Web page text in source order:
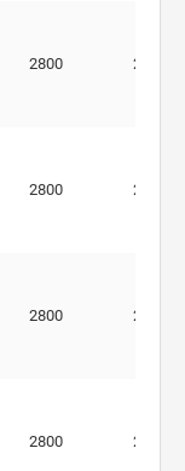
2800 270
2800 250
2800 250
2800 250